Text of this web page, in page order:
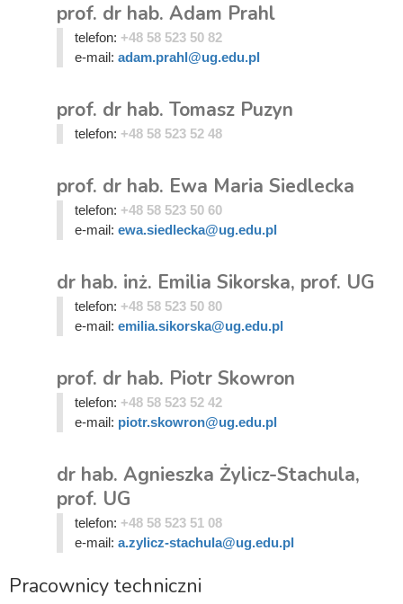
prof. dr hab. Adam Prahl
telefon: +48 58 523 50 82
e-mail: adam.prahl@ug.edu.pl
prof. dr hab. Tomasz Puzyn
telefon: +48 58 523 52 48
prof. dr hab. Ewa Maria Siedlecka
telefon: +48 58 523 50 60
e-mail: ewa.siedlecka@ug.edu.pl
dr hab. inż. Emilia Sikorska, prof. UG
telefon: +48 58 523 50 80
e-mail: emilia.sikorska@ug.edu.pl
prof. dr hab. Piotr Skowron
telefon: +48 58 523 52 42
e-mail: piotr.skowron@ug.edu.pl
dr hab. Agnieszka Żylicz-Stachula,
prof. UG
telefon: +48 58 523 51 08
e-mail: a.zylicz-stachula@ug.edu.pl
Pracownicy techniczni